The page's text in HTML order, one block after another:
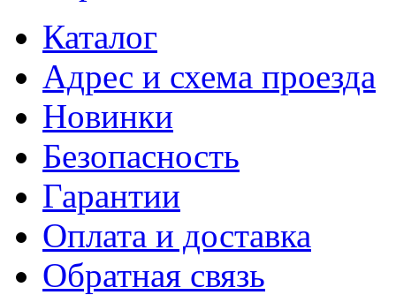
Каталог
Адрес и схема проезда
Новинки
Безопасность
Гарантии
Оплата и доставка
Обратная связь